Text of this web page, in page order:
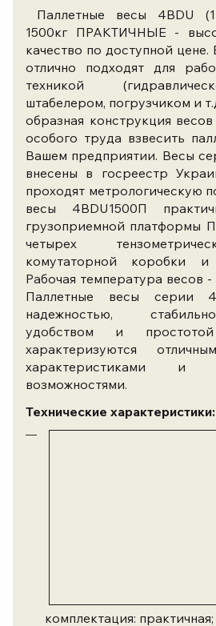
Паллетные весы 4BDU
1500кг ПРАКТИЧНЫЕ -
качество по доступной цене.
отлично подходят для
техникой
штабелером, погрузчиком и
образная конструкция
особого труда взвесить
Вашем предприятии. Весы
внесены в госреестр
проходят метрологическую
весы 4BDU1500П
грузоприемной платформы
четырех
комутаторной коробки и
Рабочая температура весов
Паллетные весы серии
надежностью,
удобством и простотой
характеризуются
характеристиками и
возможностями.
Технические характеристики:
комплектация: практичная;